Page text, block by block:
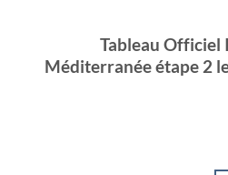
Tableau Officiel
Méditerranée étape 2